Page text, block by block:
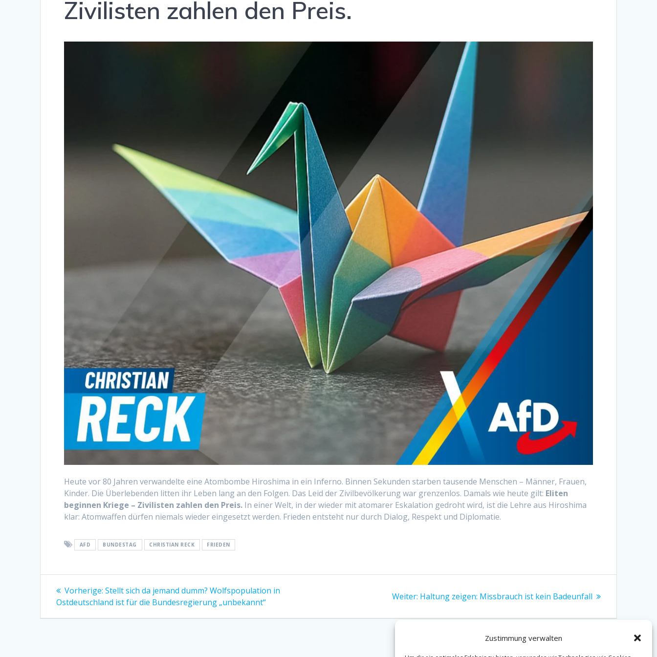
Zustimmung verwalten
Zivilisten zahlen den Preis.
Heute vor 80 Jahren verwandelte eine Atombombe Hiroshima in ein Inferno. Binnen Sekunden starben tausende Menschen – Männer, Frauen,
Kinder. Die Überlebenden litten ihr Leben lang an den Folgen. Das Leid der Zivilbevölkerung war grenzenlos. Damals wie heute gilt: Eliten
beginnen Kriege – Zivilisten zahlen den Preis. In einer Welt, in der wieder mit atomarer Eskalation gedroht wird, ist die Lehre aus Hiroshima
klar: Atomwaffen dürfen niemals wieder eingesetzt werden. Frieden entsteht nur durch Dialog, Respekt und Diplomatie.
AFD BUNDESTAG CHRISTIAN RECK FRIEDEN
Beitragsnavigation
Vorherige: Vorheriger
Beitrag:
Stellt sich da jemand dumm? Wolfspopulation in
Ostdeutschland ist für die Bundesregierung „unbekannt“
Weiter: Nächster
Haltung zeigen: Missbrauch ist kein Badeunfall